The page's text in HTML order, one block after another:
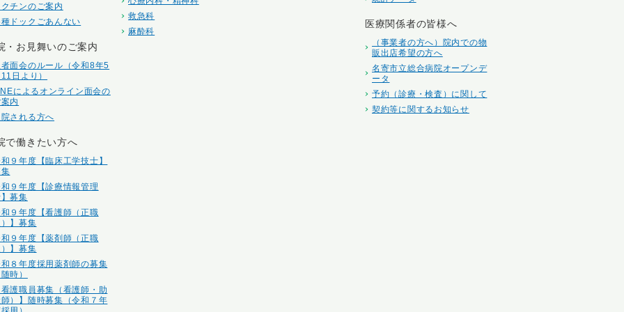
チンのご案内
ドックごあんない
・お見舞いのご案内
面会のルール（令和8年5
日より）
によるオンライン面会の
内
される方へ
で働きたい方へ
９年度【臨床工学技士】
９年度【診療情報管理
募集
９年度【看護師（正職
】募集
９年度【薬剤師（正職
】募集
８年度採用薬剤師の募集
時）
護職員募集（看護師・助
）】随時募集（令和７年
救急科
麻酔科
医療関係者の皆様へ
（事業者の方へ）院内での物
販出店希望の方へ
名寄市立総合病院オープンデ
ータ
予約（診療・検査）に関して
契約等に関するお知らせ